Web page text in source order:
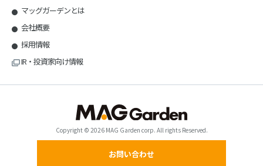
マッグガーデンとは
会社概要
採用情報
IR・投資家向け情報
Copyright © 2026 MAG Garden corp. All rights Reserved.
お問い合わせ